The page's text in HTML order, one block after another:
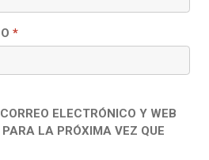
*
ELECTRÓNICO Y WEB
LA PRÓXIMA VEZ QUE